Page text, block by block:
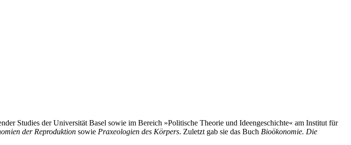
Studies der Universität Basel sowie im Bereich »Politische Theorie und Ideengeschichte« am Institut für
der Reproduktion sowie Praxeologien des Körpers. Zuletzt gab sie das Buch Bioökonomie. Die